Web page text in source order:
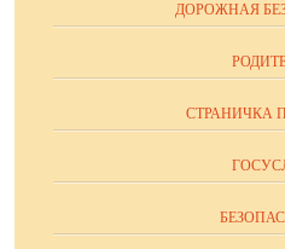
ДОРОЖНАЯ
СТРАНИЧКА